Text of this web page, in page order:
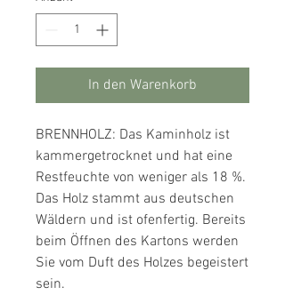
In den Warenkorb
BRENNHOLZ: Das Kaminholz ist
kammergetrocknet und hat eine
Restfeuchte von weniger als 18 %.
Das Holz stammt aus deutschen
Wäldern und ist ofenfertig. Bereits
beim Öffnen des Kartons werden
Sie vom Duft des Holzes begeistert
sein.